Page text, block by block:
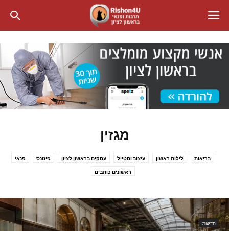
מגזין
בריאות לילות ראשון עיצוב וסטייל עסקים בראשון לציון פיטנס פנאי
ראשונים כותבים
חדשות